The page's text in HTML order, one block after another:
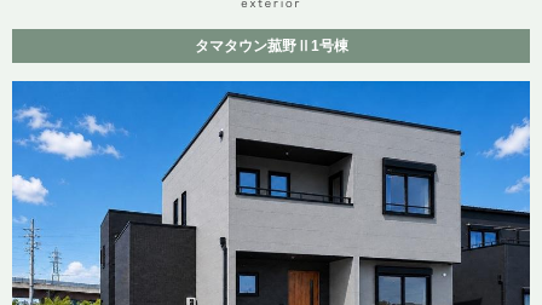
(1)耐震等級3
＜周辺環境＞
●近鉄湯の山線「中菰野駅」駅/23分
●菰野町コミュニティー「潤田」バス停/、4分
●菰野町立千種小学校/9分
●菰野町立菰野中学校/22分
●学童クラブかざみどりＫｉｄｓ／6分
タマタウン菰野Ⅱ1号棟